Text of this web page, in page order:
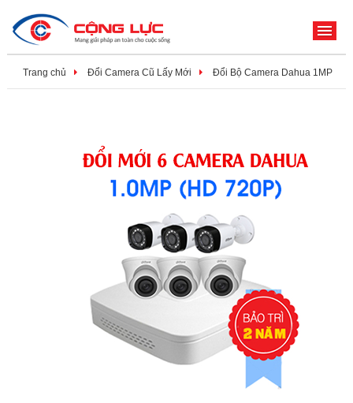
Trang chủ Đổi Camera Cũ Lấy Mới Đổi Bộ Camera Dahua 1MP